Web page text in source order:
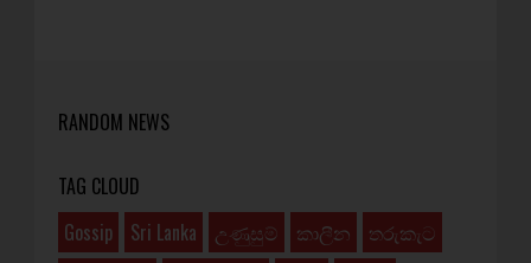
RANDOM NEWS
TAG CLOUD
Gossip
Sri Lanka උණුසුම් කාලීන
තරුකැට